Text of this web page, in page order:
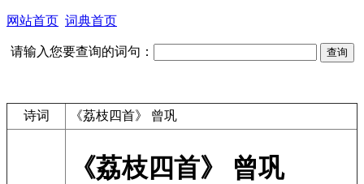
网站首页 词典首页
请输入您要查询的词句：
诗词 《荔枝四首》 曾巩
《荔枝四首》 曾巩